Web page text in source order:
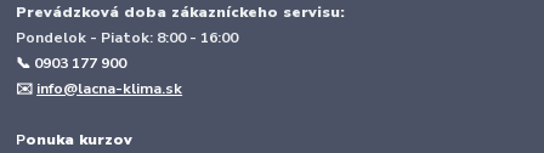
Prevádzková doba zákazníckeho servisu:
Pondelok - Piatok: 8:00 - 16:00
📞 0903 177 900
✉️ info@lacna-klima.sk
Ponuka kurzov